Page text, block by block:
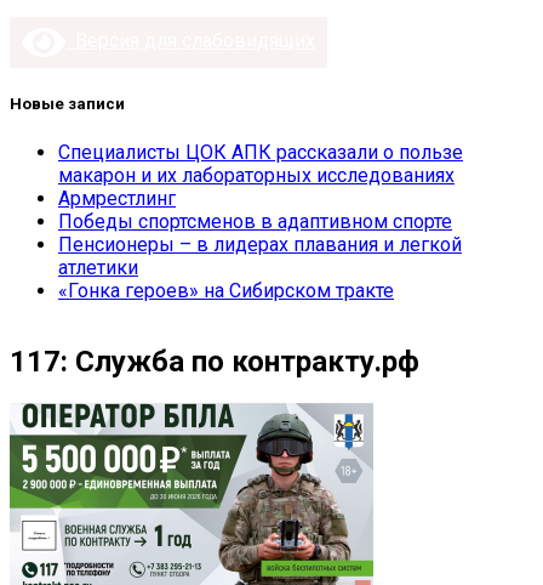
Новые записи
Специалисты ЦОК АПК рассказали о пользе
макарон и их лабораторных исследованиях
Армрестлинг
Победы спортсменов в адаптивном спорте
Пенсионеры – в лидерах плавания и легкой
атлетики
«Гонка героев» на Сибирском тракте
117: Служба по контракту.рф